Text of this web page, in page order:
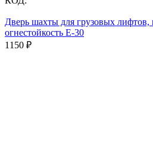
Дверь шахты для грузовых
огнестойкость Е-30
1150 ₽